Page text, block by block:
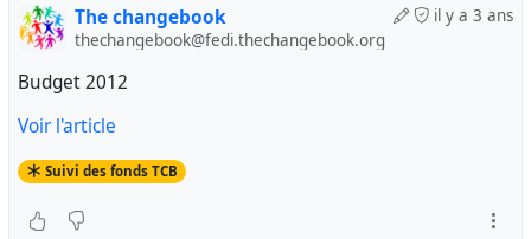
il y a 3 ans
The changebook
thechangebook@fedi.thechangebook.org
Budget 2012
Voir l'article
Suivi des fonds TCB